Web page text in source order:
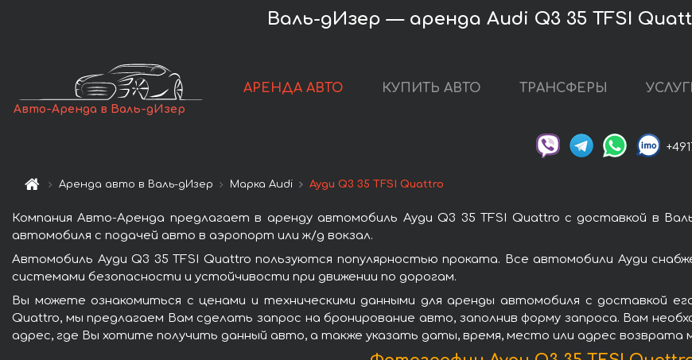
Валь-дИзер — аренда Audi Q3 35 TFSI
Авто-Аренда в Валь-дИзер
АРЕНДА АВТО КУПИТЬ АВТО ТРАНСФЕРЫ
Аренда авто в Валь-дИзер Марка Audi Ауди Q3 35 TFSI Quattro
Компания Авто-Аренда предлагает в аренду автомобиль Ауди Q3 35 TFSI Quattro с доставкой в
автомобиля с подачей авто в аэропорт или ж/д вокзал.
Автомобиль Ауди Q3 35 TFSI Quattro пользуются популярностью проката. Все автомобили Ауди
системами безопасности и устойчивости при движении по дорогам.
Вы можете ознакомиться с ценами и техническими данными для аренды автомобиля с доставкой
Quattro, мы предлагаем Вам сделать запрос на бронирование авто, заполнив форму запроса. Вам
адрес, где Вы хотите получить данный авто, а также указать даты, время, место или адрес возврата